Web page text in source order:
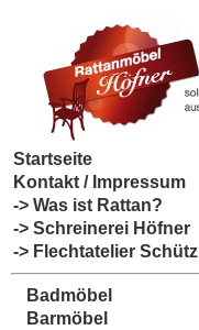
Startseite
Kontakt / Impressum
-> Was ist Rattan?
-> Schreinerei Höfner
-> Flechtatelier Schütz
Badmöbel
Barmöbel